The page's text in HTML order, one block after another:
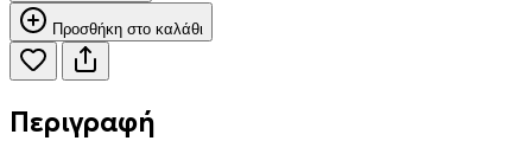
Προσθήκη στο καλάθι
Περιγραφή